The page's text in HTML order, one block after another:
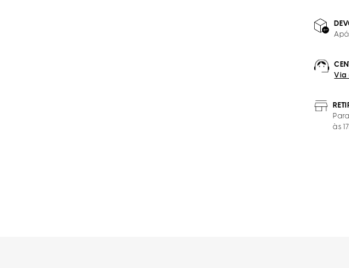
Via
às